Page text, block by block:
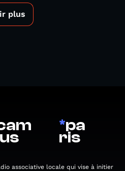
plus
*pa
ris
associative locale qui vise à initier